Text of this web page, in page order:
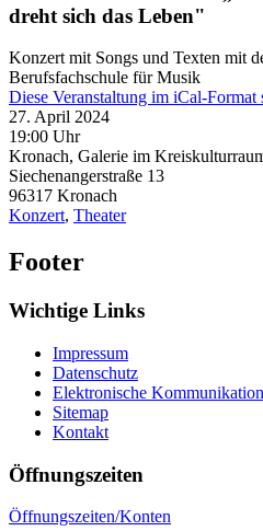
dreht sich das Leben"
Konzert mit Songs und Texten mit
Berufsfachschule für Musik
Diese Veranstaltung im iCal-Format
27. April 2024
19:00 Uhr
Kronach, Galerie im
Siechenangerstraße 13
96317 Kronach
Konzert, Theater
Footer
Wichtige Links
Impressum
Datenschutz
Elektronische Kommunikation
Sitemap
Kontakt
Öffnungszeiten
Öffnungszeiten/Konten